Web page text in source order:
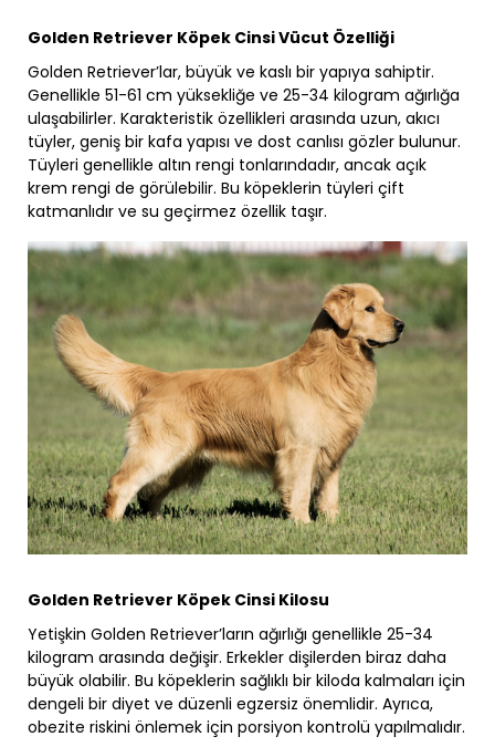
Golden Retriever Köpek Cinsi Vücut Özelliği
Golden Retriever’lar, büyük ve kaslı bir yapıya sahiptir.
Genellikle 51-61 cm yüksekliğe ve 25-34 kilogram ağırlığa
ulaşabilirler. Karakteristik özellikleri arasında uzun, akıcı
tüyler, geniş bir kafa yapısı ve dost canlısı gözler bulunur.
Tüyleri genellikle altın rengi tonlarındadır, ancak açık
krem rengi de görülebilir. Bu köpeklerin tüyleri çift
katmanlıdır ve su geçirmez özellik taşır.
Golden Retriever Köpek Cinsi Kilosu
Yetişkin Golden Retriever’ların ağırlığı genellikle 25-34
kilogram arasında değişir. Erkekler dişilerden biraz daha
büyük olabilir. Bu köpeklerin sağlıklı bir kiloda kalmaları için
dengeli bir diyet ve düzenli egzersiz önemlidir. Ayrıca,
obezite riskini önlemek için porsiyon kontrolü yapılmalıdır.